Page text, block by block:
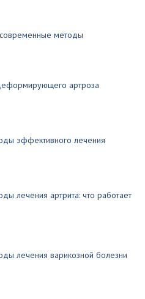
методы
артроза
эффективного лечения
лечения артрита: что работает
лечения варикозной болезни